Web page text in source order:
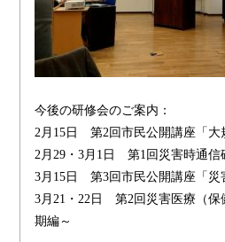
今後の研修会のご案内：
2月15日 第2回市民公開講座「大
2月29・3月1日 第1回災害時通信
3月15日 第3回市民公開講座「災
3月21・22日 第2回災害医療（保
期編～